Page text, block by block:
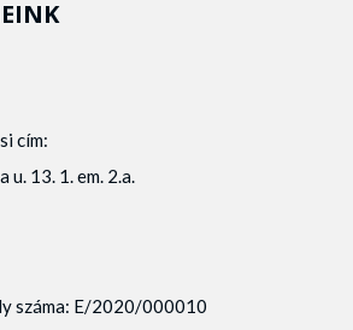
cím:
u. 13. 1. em. 2.a.
száma: E/2020/000010